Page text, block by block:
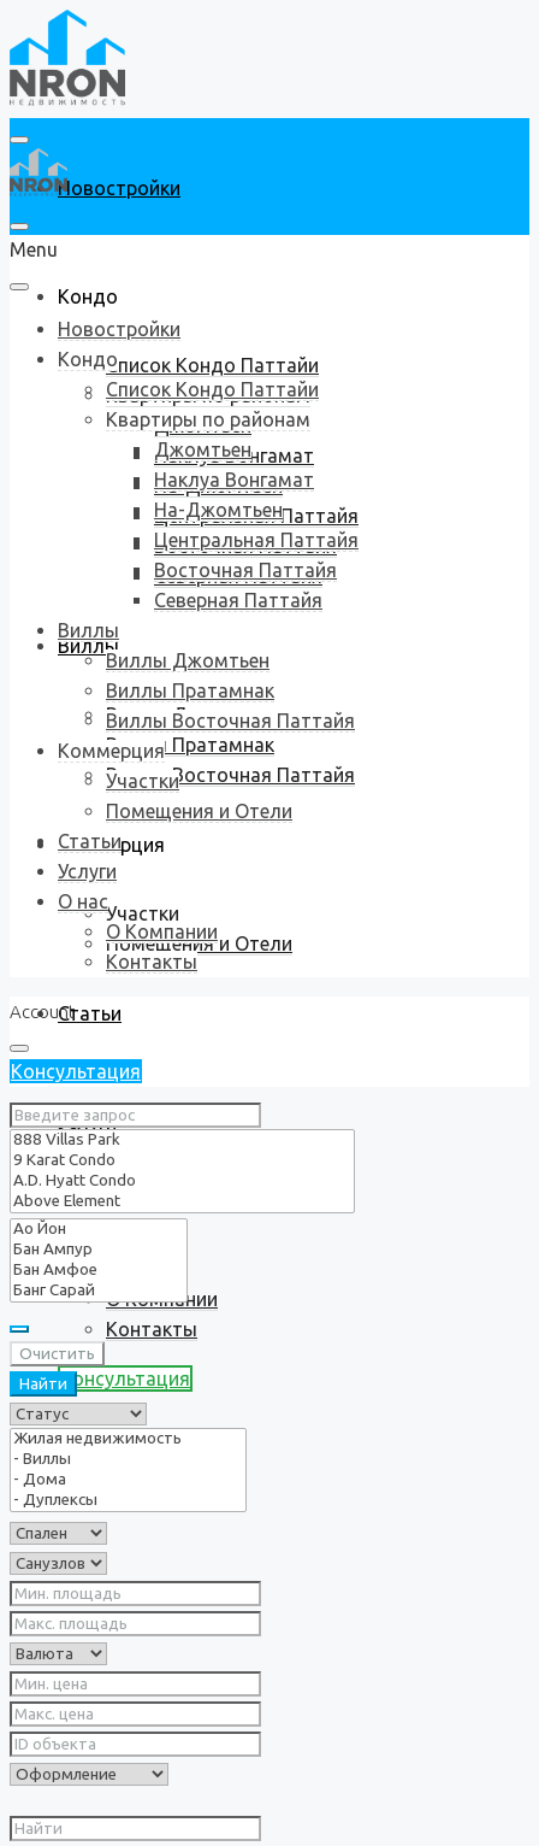
Новостройки
Кондо
Список Кондо Паттайи
Квартиры по районам
Джомтьен
Наклуа Вонгамат
На-Джомтьен
Центральная Паттайя
Восточная Паттайя
Северная Паттайя
Виллы
Виллы Джомтьен
Виллы Пратамнак
Виллы Восточная Паттайя
Коммерция
Участки
Помещения и Отели
Статьи
Услуги
О нас
О Компании
Контакты
Консультация
Menu
Новостройки
Кондо
Список Кондо Паттайи
Квартиры по районам
Джомтьен
Наклуа Вонгамат
На-Джомтьен
Центральная Паттайя
Восточная Паттайя
Северная Паттайя
Виллы
Виллы Джомтьен
Виллы Пратамнак
Виллы Восточная Паттайя
Коммерция
Участки
Помещения и Отели
Статьи
Услуги
О нас
О Компании
Контакты
Account
Консультация
Очистить
Найти